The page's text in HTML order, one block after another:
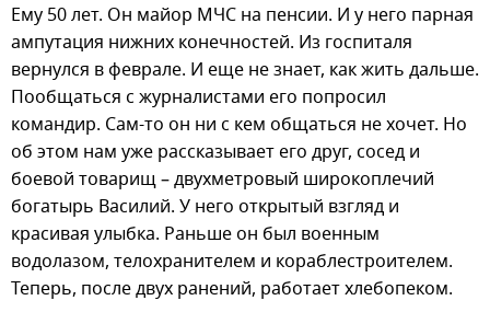
Ему 50 лет. Он майор МЧС на пенсии. И у него парная
ампутация нижних конечностей. Из госпиталя
вернулся в феврале. И еще не знает, как жить дальше.
Пообщаться с журналистами его попросил
командир. Сам-то он ни с кем общаться не хочет. Но
об этом нам уже рассказывает его друг, сосед и
боевой товарищ – двухметровый широкоплечий
богатырь Василий. У него открытый взгляд и
красивая улыбка. Раньше он был военным
водолазом, телохранителем и кораблестроителем.
Теперь, после двух ранений, работает хлебопеком.